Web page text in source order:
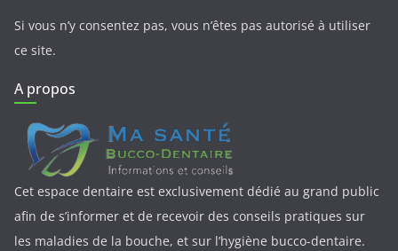
Si vous n’y consentez pas, vous n’êtes pas autorisé à utiliser
ce site.
A propos
Cet espace dentaire est exclusivement dédié au grand public
afin de s’informer et de recevoir des conseils pratiques sur
les maladies de la bouche, et sur l’hygiène bucco-dentaire.